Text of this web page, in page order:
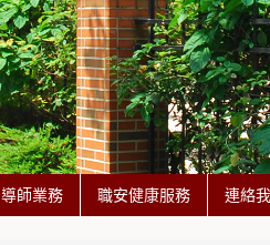
導師業務 職安健康服務 連絡